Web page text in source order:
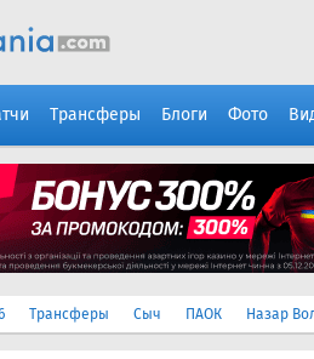
Трансферы Блоги Фото
Трансферы Сыч ПАОК Назар